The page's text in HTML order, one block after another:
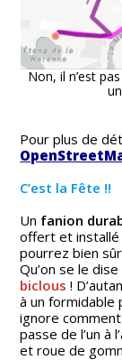
Non, il n’est
Pour plus de
C’est la Fête !!
Un fanion
offert et installé
pourrez bien
Qu’on se le dise
biclous !
à un formidable
ignore
passe de l’un à
et roue de